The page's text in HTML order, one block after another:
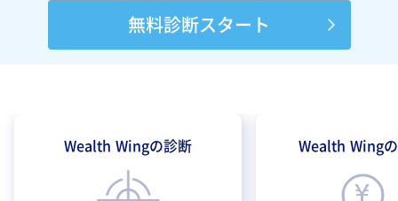
無料診断スタート
Wealth Wingの診断 Wealth Wing